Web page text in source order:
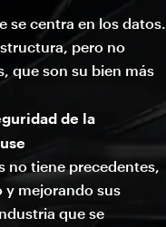
se centra en los datos.
pero no
que son su bien más
de la
no tiene precedentes,
mejorando sus
que se